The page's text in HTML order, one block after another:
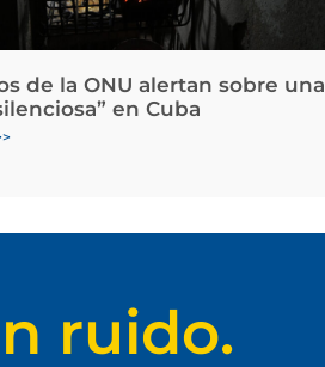
de la ONU alertan sobre una
en Cuba
ruido.